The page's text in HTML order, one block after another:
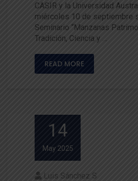
CASIR y la Universidad
miércoles 10 de septiembre
Seminario “Manzanas
Tradición, Ciencia y …
READ MORE
14
May 2025
Luis Sánchez S